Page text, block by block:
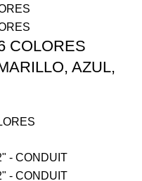
COLORES
AZUL,